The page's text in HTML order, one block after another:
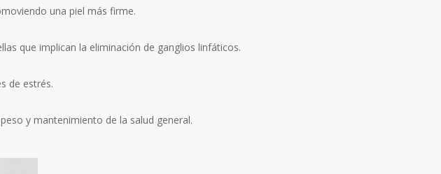
una piel más firme.
que implican la eliminación de ganglios linfáticos.
de estrés.
y mantenimiento de la salud general.